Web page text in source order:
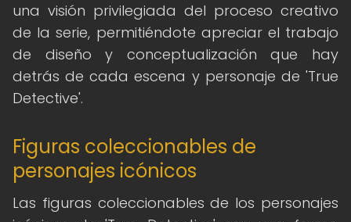
una visión privilegiada del proceso creativo
de la serie, permitiéndote apreciar el trabajo
de diseño y conceptualización que hay
detrás de cada escena y personaje de 'True
Detective'.
Figuras coleccionables de
personajes icónicos
Las figuras coleccionables de los personajes